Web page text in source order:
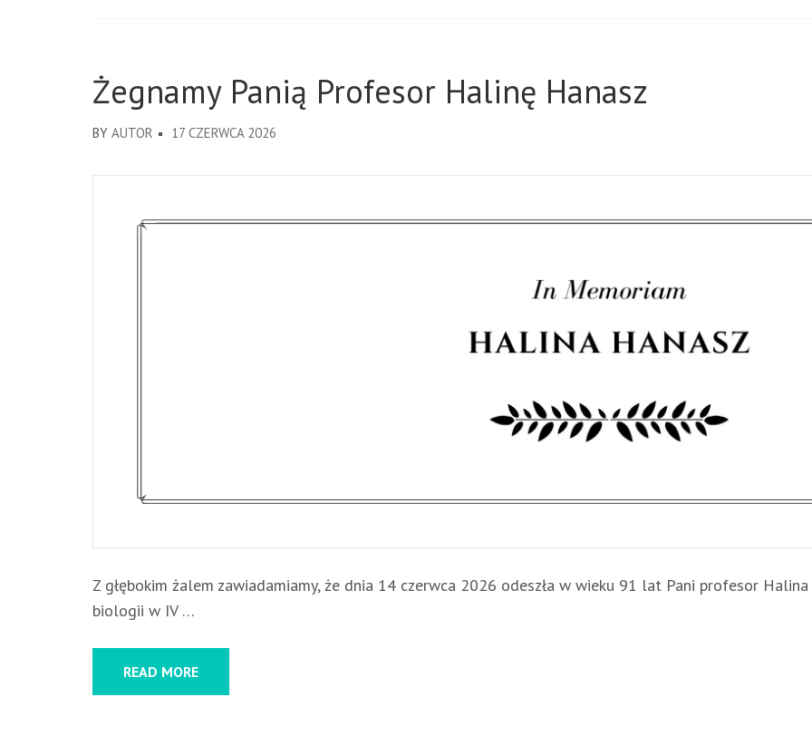
Żegnamy Panią Profesor Halinę Hanasz
BY AUTOR 17 CZERWCA 2026
Z głębokim żalem zawiadamiamy, że dnia 14 czerwca 2026 odeszła w wieku 91 lat Pani profesor
biologii w IV …
READ MORE